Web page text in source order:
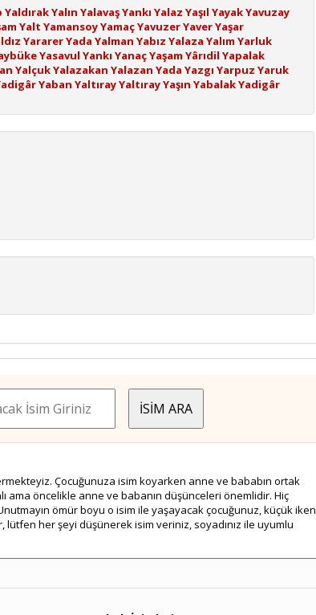
YaldırakYalın YalavaşYankı Yalaz Yaşıl YayakYavuzay
Yalt YamansoyYamaçYavuzerYaverYaşar
YararerYada Yalman Yabız Yalaza Yalım Yarluk
Yasavul Yankı YanaçYaşam Yârıdil Yapalak
YalçukYalazakan Yalazan Yada Yazgı Yarpuz Yaruk
Yaban YaltırayYaltırayYaşın YabalakYadigâr
Çocuğunuza isim koyarken anne ve bababın ortak
ama öncelikle anne ve babanın düşünceleri önemlidir. Hiç
ömür boyu o isim ile yaşayacak çocuğunuz, küçük iken
her şeyi düşünerek isim veriniz, soyadınız ile uyumlu